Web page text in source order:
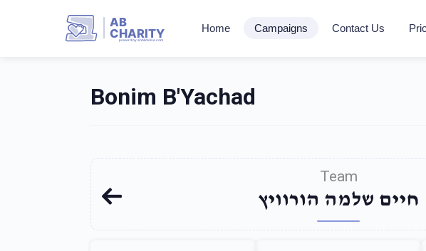
AB
CHARITY
powerd by ahblicklive.com
Home Campaigns Contact Us
Bonim B'Yachad
Team
חיים שלמה הורוויץ